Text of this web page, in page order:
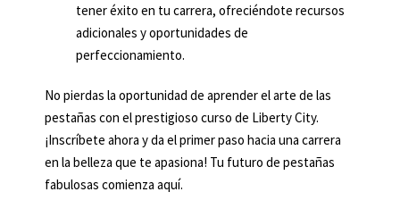
tener éxito en tu carrera, ofreciéndote recursos
adicionales y oportunidades de
perfeccionamiento.
No pierdas la oportunidad de aprender el arte de las
pestañas con el prestigioso curso de Liberty City.
¡Inscríbete ahora y da el primer paso hacia una carrera
en la belleza que te apasiona! Tu futuro de pestañas
fabulosas comienza aquí.